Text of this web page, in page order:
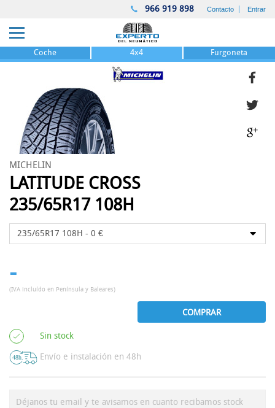
966 919 898 Contacto Entrar
Coche 4x4 Furgoneta
MICHELIN
LATITUDE CROSS
235/65R17 108H
-
(IVA incluído en Península y Baleares)
COMPRAR
Sin stock
Envío e instalación en 48h
Déjanos tu email y te avisamos en cuanto recibamos stock